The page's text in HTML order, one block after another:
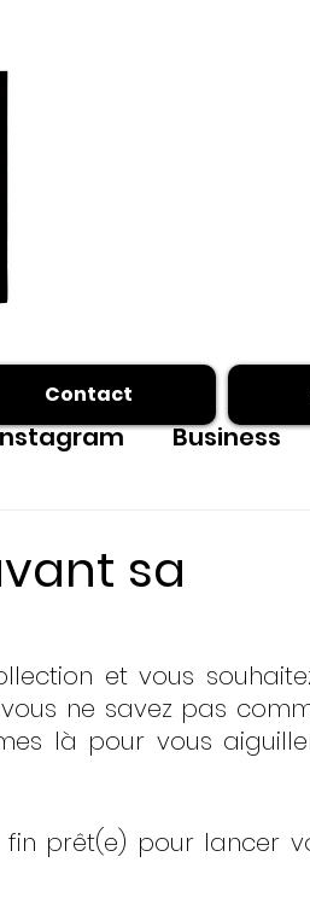
Business
sa
et vous
ne savez pas
là pour vous
fin prêt(e) pour lancer
Contact